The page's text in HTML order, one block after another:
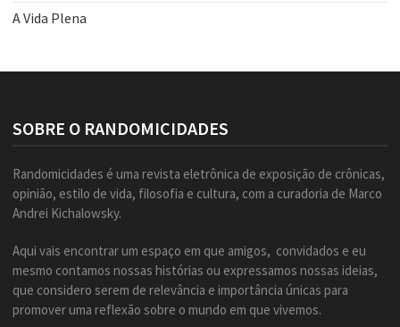
A Vida Plena
SOBRE O RANDOMICIDADES
Randomicidades é uma revista eletrônica de exposição de crônicas,
opinião, estilo de vida, filosofia e cultura, com a curadoria de Marco
Andrei Kichalowsky.
Aqui vais encontrar um espaço em que amigos, convidados e eu
mesmo contamos nossas histórias ou expressamos nossas ideias,
que considero serem de relevância e importância únicas para
promover uma reflexão sobre o mundo em que vivemos.